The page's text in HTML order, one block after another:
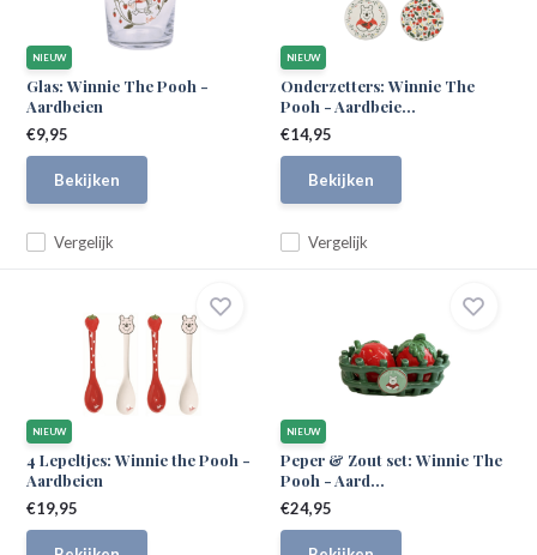
NIEUW
Glas: Winnie The Pooh -
Aardbeien
Vergelijk
€9,95
Bekijken
NIEUW
Onderzetters: Winnie The
Pooh - Aardbeie...
Vergelijk
€14,95
Bekijken
NIEUW
4 Lepeltjes: Winnie the Pooh -
Aardbeien
€19,95
NIEUW
Peper & Zout set: Winnie The
Pooh - Aard...
€24,95